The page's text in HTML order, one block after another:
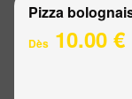
Pizza
Dès 10.00 €